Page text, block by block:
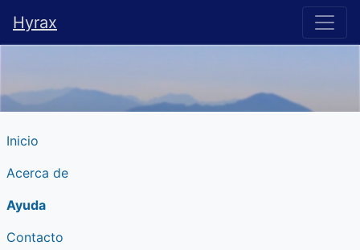
Hyrax
Hyrax
Inicio
Acerca de
Ayuda
Contacto